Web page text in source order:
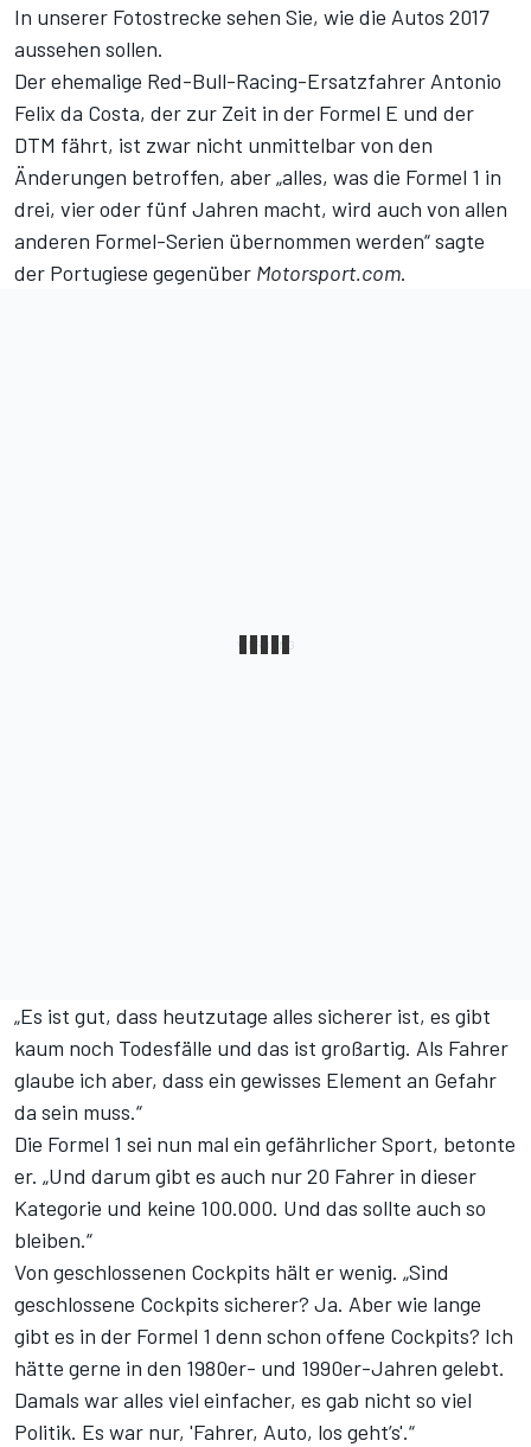
In unserer Fotostrecke sehen Sie, wie die Autos 2017
aussehen sollen.
Der ehemalige Red-Bull-Racing-Ersatzfahrer Antonio
Felix da Costa, der zur Zeit in der Formel E und der
DTM fährt, ist zwar nicht unmittelbar von den
Änderungen betroffen, aber „alles, was die Formel 1 in
drei, vier oder fünf Jahren macht, wird auch von allen
anderen Formel-Serien übernommen werden“ sagte
der Portugiese gegenüber Motorsport.com.
„Es ist gut, dass heutzutage alles sicherer ist, es gibt
kaum noch Todesfälle und das ist großartig. Als Fahrer
glaube ich aber, dass ein gewisses Element an Gefahr
da sein muss.“
Die Formel 1 sei nun mal ein gefährlicher Sport, betonte
er. „Und darum gibt es auch nur 20 Fahrer in dieser
Kategorie und keine 100.000. Und das sollte auch so
bleiben.“
Von geschlossenen Cockpits hält er wenig. „Sind
geschlossene Cockpits sicherer? Ja. Aber wie lange
gibt es in der Formel 1 denn schon offene Cockpits? Ich
hätte gerne in den 1980er- und 1990er-Jahren gelebt.
Damals war alles viel einfacher, es gab nicht so viel
Politik. Es war nur, 'Fahrer, Auto, los geht’s'.“